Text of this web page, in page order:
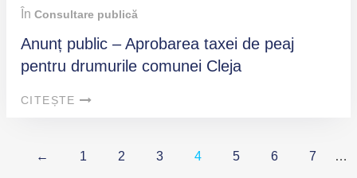
În Consultare publică
Anunț public – Aprobarea taxei de peaj
pentru drumurile comunei Cleja
CITEȘTE
← 1 2 3 4 5 6 7 …